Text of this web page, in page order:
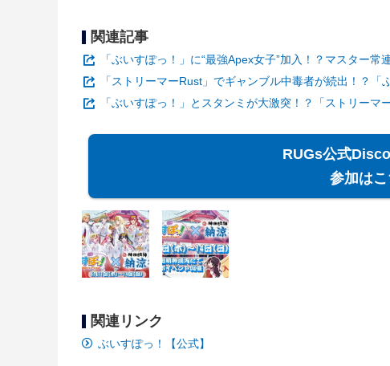
関連記事
「ぶいすぽっ！」に“最強Apex女子”加入！？マスター
「ストリーマーRust」でギャンブル中毒者が続出！？
「ぶいすぽっ！」とスタンミが大激突！？「ストリーマ
RUGs公式
参加はこ
関連リンク
ぶいすぽっ！【公式】